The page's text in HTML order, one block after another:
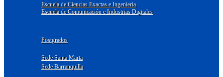
Escuela de Ciencias Exactas e Ingeniería
Escuela de Comunicación e Industrias Digitales
Postgrados
Sede Santa Marta
Sede Barranquilla